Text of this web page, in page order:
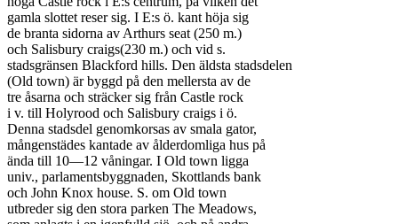
gamla slottet reser sig. I E:s ö. kant höja sig
de branta sidorna av Arthurs seat (250 m.)
och Salisbury craigs(230 m.) och vid s.
stadsgränsen Blackford hills. Den äldsta stadsdelen
(Old town) är byggd på den mellersta av de
tre åsarna och sträcker sig från Castle rock
i v. till Holyrood och Salisbury craigs i ö.
Denna stadsdel genomkorsas av smala gator,
mångenstädes kantade av ålderdomliga hus på
ända till 10—12 våningar. I Old town ligga
univ., parlamentsbyggnaden, Skottlands bank
och John Knox house. S. om Old town
utbreder sig den stora parken The Meadows,